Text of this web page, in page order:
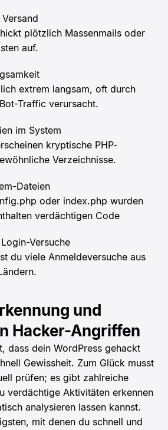
plötzlich Massenmails oder
auf.
extrem langsam, oft durch
Traffic verursacht.
im System
kryptische PHP-
Verzeichnisse.
Dateien
oder index.php wurden
verdächtigen Code
Versuche
du viele Anmeldeversuche aus
und
Hacker-Angriffen
dass dein WordPress gehackt
Gewissheit. Zum Glück musst
prüfen; es gibt zahlreiche
verdächtige Aktivitäten erkennen
analysieren lassen kannst.
mit denen du schnell und